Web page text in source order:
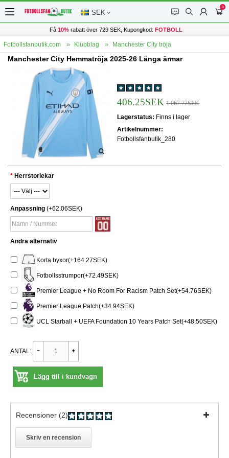
SEK 󰂱 󰂨 󰃳
0
󰃦
Få 10%rabatt över 729 SEK, Kupongkod: FOTBOLL
Fotbollsfanbutik.com Klubblag Manchester City tröja
Manchester City Hemmatröja 2025-26 Långa ärmar
406.25SEK 1 067.77SEK
Lagerstatus: Finns i lager
Artikelnummer:
Fotbollsfanbutik_280
Herrstorlekar
Anpassning (+62.06SEK)
Andra alternativ
Korta byxor(+164.27SEK)
Fotbollsstrumpor(+72.49SEK)
Premier League + No Room For Racism Patch Set(+54.76SEK)
Premier League Patch(+34.94SEK)
UCL Starball + UEFA Foundation 10 Years Patch Set(+48.50SEK)
ANTAL:
Lägg till i kundvagn
Recensioner (2)
Skriv en recension